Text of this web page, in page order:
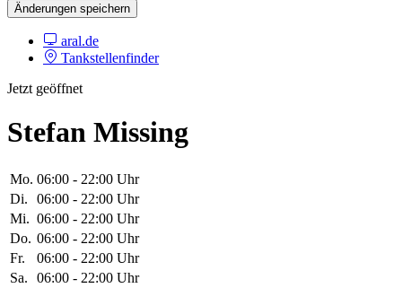
Änderungen speichern
aral.de
Tankstellenfinder
Jetzt geöffnet
Stefan Missing
Mo. 06:00 - 22:00 Uhr
Di.
06:00 - 22:00 Uhr
Mi. 06:00 - 22:00 Uhr
Do. 06:00 - 22:00 Uhr
Fr.
06:00 - 22:00 Uhr
Sa.
06:00 - 22:00 Uhr